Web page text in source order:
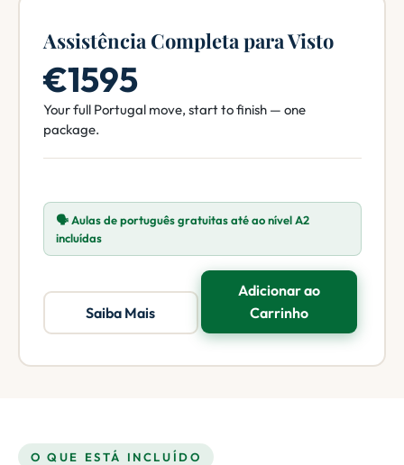
Assistência Completa para Visto
€1595
Your full Portugal move, start to finish — one
package.
🗣️ Aulas de português gratuitas até ao nível A2
incluídas
Saiba Mais
Adicionar ao
Carrinho
O QUE ESTÁ INCLUÍDO